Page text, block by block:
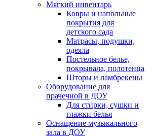
Мягкий инвентарь
Ковры и напольные
покрытия для
детского сада
Матрасы, подушки,
одеяла
Постельное белье,
покрывала, полотенца
Шторы и ламбрекены
Оборудование для
прачечной в ДОУ
Для стирки, сушки и
глажки белья
Оснащение музыкального
зала в ДОУ